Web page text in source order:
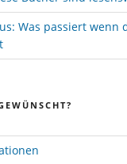
Was passiert wenn